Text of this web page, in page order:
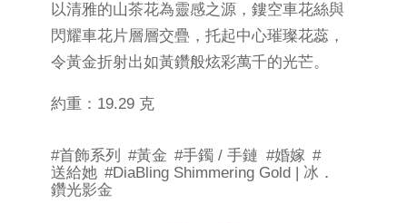
以清雅的山茶花為靈感之源，鏤空車花絲與
閃耀車花片層層交疊，托起中心璀璨花蕊，
令黃金折射出如黃鑽般炫彩萬千的光芒。
約重：19.29 克
#首飾系列 #黃金 #手鐲 / 手鏈 #婚嫁 #
送給她 #DiaBling Shimmering Gold | 冰．
鑽光影金